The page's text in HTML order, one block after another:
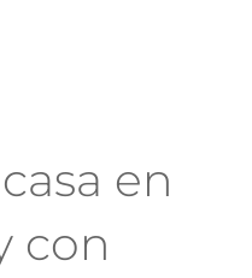
en
con